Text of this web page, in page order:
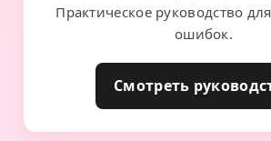
Практическое руководство
ошибок.
Смотреть